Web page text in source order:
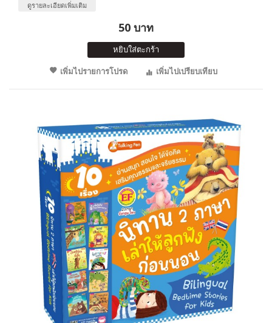
ดูรายละเอียดเพิ่มเติม
50 บาท
หยิบใส่ตะกร้า
เพิ่มไปรายการโปรด
เพิ่มไปเปรียบเทียบ